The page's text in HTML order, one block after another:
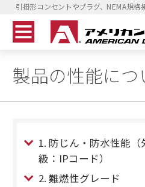
引掛形コンセントやプラグ、NEMA規格
製品の性能につ
1. 防じん・防水性能
級：IPコード）
2. 難燃性グレード